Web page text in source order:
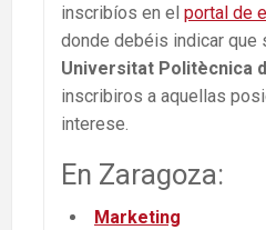
inscribíos en el portal de
donde debéis indicar
Universitat Politècnica
inscribiros a aquellas
interese.
En Zaragoza:
Marketing